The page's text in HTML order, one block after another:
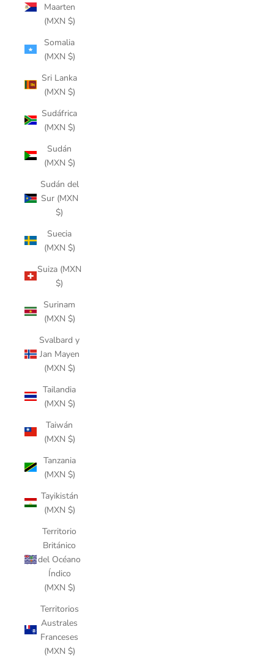
Maarten
(MXN $)
Somalia
(MXN $)
Sri Lanka
(MXN $)
Sudáfrica
(MXN $)
Sudán
(MXN $)
Sudán del
Sur (MXN
$)
Suecia
(MXN $)
Suiza (MXN
$)
Surinam
(MXN $)
Svalbard y
Jan Mayen
(MXN $)
Tailandia
(MXN $)
Taiwán
(MXN $)
Tanzania
(MXN $)
Tayikistán
(MXN $)
Territorio
Británico
del Océano
Índico
(MXN $)
Territorios
Australes
Franceses
(MXN $)